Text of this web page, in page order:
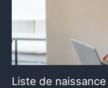
Liste de